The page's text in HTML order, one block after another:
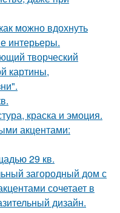
можно вдохнуть
интерьеры.
творческий
картины,
краска и эмоция.
акцентами:
29 кв.
загородный дом с
сочетает в
дизайн.